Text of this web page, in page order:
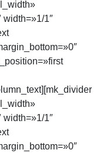
width=»1/1″
width=»1/1″